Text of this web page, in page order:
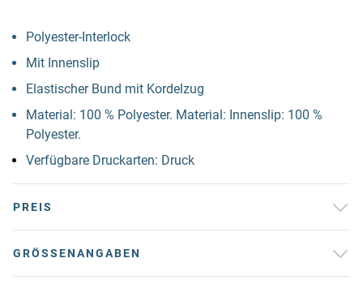
Polyester-Interlock
Mit Innenslip
Elastischer Bund mit Kordelzug
Material: 100 % Polyester. Material: Innenslip: 100 %
Polyester.
Verfügbare Druckarten: Druck
PREIS
GRÖSSENANGABEN